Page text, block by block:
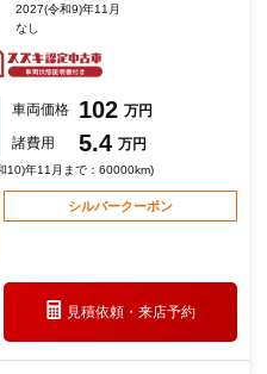
2027(令和9)年11月
なし
車両価格 102 万円
諸費用
5.4 万円
10)年11月まで：60000km)
シルバークーポン
見積依頼・来店予約